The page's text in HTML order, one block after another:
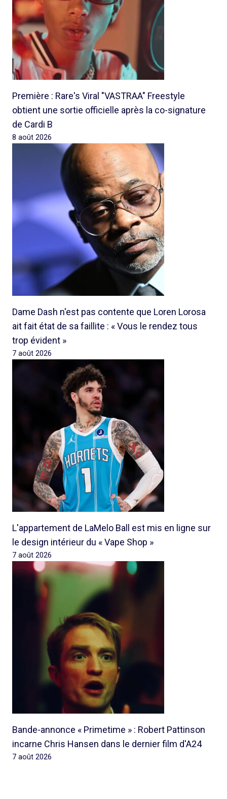
Première : Rare's Viral "VASTRAA" Freestyle
obtient une sortie officielle après la co-signature
de Cardi B
8 août 2026
Dame Dash n'est pas contente que Loren Lorosa
ait fait état de sa faillite : « Vous le rendez tous
trop évident »
7 août 2026
L'appartement de LaMelo Ball est mis en ligne sur
le design intérieur du « Vape Shop »
7 août 2026
Bande-annonce « Primetime » : Robert Pattinson
incarne Chris Hansen dans le dernier film d'A24
7 août 2026